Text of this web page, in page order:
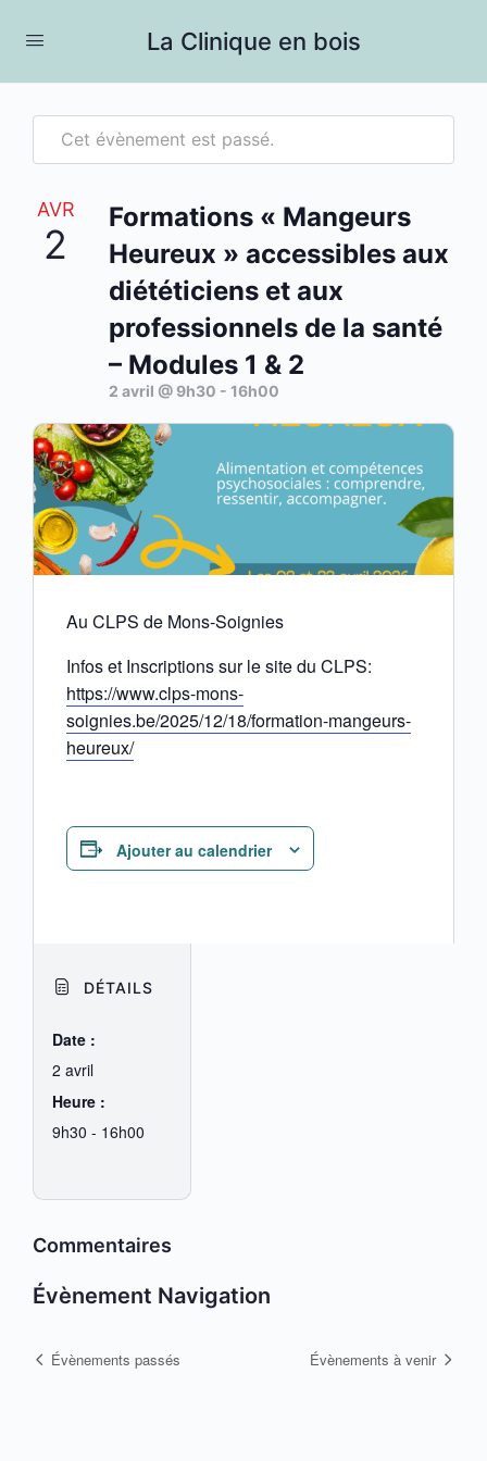
La Clinique en bois
Cet évènement est passé.
AVR
2
Formations « Mangeurs
Heureux » accessibles aux
diététiciens et aux
professionnels de la santé
– Modules 1 & 2
2 avril @ 9h30 - 16h00
Au CLPS de Mons-Soignies
Infos et Inscriptions sur le site du CLPS:
https://www.clps-mons-
soignies.be/2025/12/18/formation-mangeurs-
heureux/
Ajouter au calendrier
DÉTAILS
Date :
2 avril
Heure :
9h30 - 16h00
Commentaires
Évènement Navigation
Évènements passés Évènements à venir